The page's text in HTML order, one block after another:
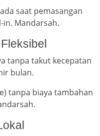
saat pemasangan
in. Mandarsah.
tanpa takut kecepatan
bulan.
tanpa biaya tambahan